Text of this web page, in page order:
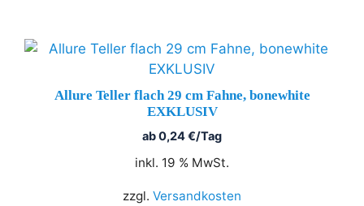
Allure Teller flach 29 cm Fahne, bonewhite
EXKLUSIV
ab0,24€/Tag
inkl. 19 % MwSt.
zzgl. Versandkosten